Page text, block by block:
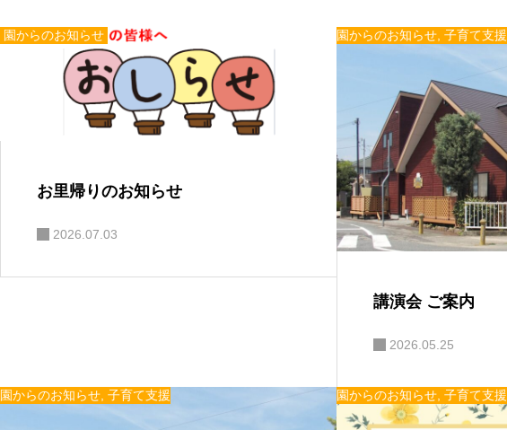
園からのお知らせ
お里帰りのお知らせ
2026.07.03
園からのお知らせ, 子育て支援
講演会 ご案内
2026.05.25
園からのお知らせ, 子育て支援 園からのお知らせ, 子育て支援